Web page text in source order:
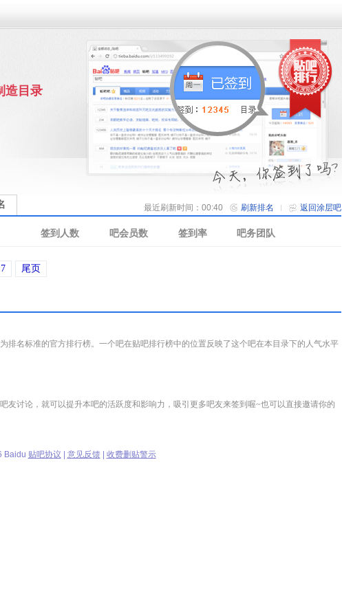
造目录
返回涂层吧
刷新排名
最近刷新时间：00:40
签到人数 吧会员数 签到率 吧务团队
7 尾页
排名标准的官方排行榜。一个吧在贴吧排行榜中的位置反映了这个吧在本目录下的人气水平
友讨论，就可以提升本吧的活跃度和影响力，吸引更多吧友来签到喔~也可以直接邀请你的
Baidu 贴吧协议 意见反馈 收费删贴警示